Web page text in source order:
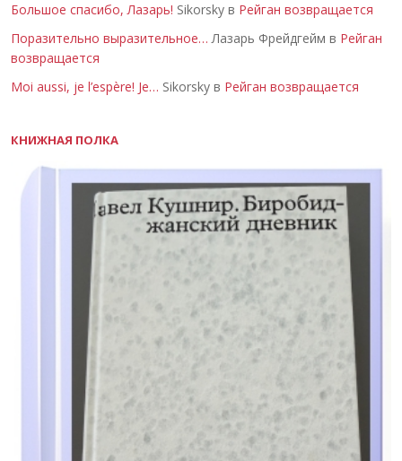
Большое спасибо, Лазарь! Sikorsky в Рейган возвращается
Поразительно выразительное… Лазарь Фрейдгейм в Рейган
возвращается
Moi aussi, je l’espère! Je… Sikorsky в Рейган возвращается
КНИЖНАЯ ПОЛКА